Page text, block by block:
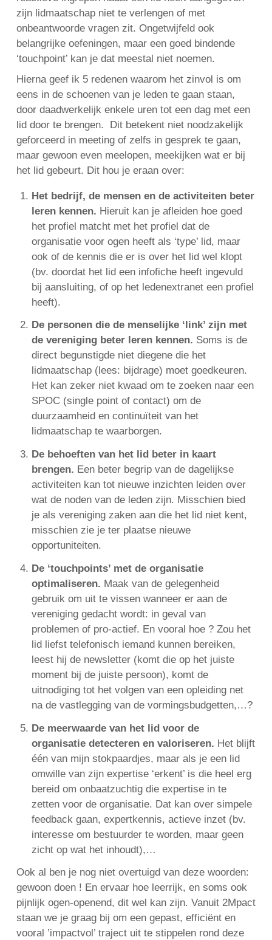
zijn lidmaatschap niet te verlengen of met
onbeantwoorde vragen zit. Ongetwijfeld ook
belangrijke oefeningen, maar een goed bindende
‘touchpoint’ kan je dat meestal niet noemen.
Hierna geef ik 5 redenen waarom het zinvol is om
eens in de schoenen van je leden te gaan staan,
door daadwerkelijk enkele uren tot een dag met een
lid door te brengen. Dit betekent niet noodzakelijk
geforceerd in meeting of zelfs in gesprek te gaan,
maar gewoon even meelopen, meekijken wat er bij
het lid gebeurt. Dit hou je eraan over:
Het bedrijf, de mensen en de activiteiten beter
leren kennen. Hieruit kan je afleiden hoe goed
het profiel matcht met het profiel dat de
organisatie voor ogen heeft als ‘type’ lid, maar
ook of de kennis die er is over het lid wel klopt
(bv. doordat het lid een infofiche heeft ingevuld
bij aansluiting, of op het ledenextranet een profiel
heeft).
De personen die de menselijke ‘link’ zijn met
de vereniging beter leren kennen. Soms is de
direct begunstigde niet diegene die het
lidmaatschap (lees: bijdrage) moet goedkeuren.
Het kan zeker niet kwaad om te zoeken naar een
SPOC (single point of contact) om de
duurzaamheid en continuïteit van het
lidmaatschap te waarborgen.
De behoeften van het lid beter in kaart
brengen. Een beter begrip van de dagelijkse
activiteiten kan tot nieuwe inzichten leiden over
wat de noden van de leden zijn. Misschien bied
je als vereniging zaken aan die het lid niet kent,
misschien zie je ter plaatse nieuwe
opportuniteiten.
De ‘touchpoints’ met de organisatie
optimaliseren. Maak van de gelegenheid
gebruik om uit te vissen wanneer er aan de
vereniging gedacht wordt: in geval van
problemen of pro-actief. En vooral hoe ? Zou het
lid liefst telefonisch iemand kunnen bereiken,
leest hij de newsletter (komt die op het juiste
moment bij de juiste persoon), komt de
uitnodiging tot het volgen van een opleiding net
na de vastlegging van de vormingsbudgetten,…?
De meerwaarde van het lid voor de
organisatie detecteren en valoriseren. Het blijft
één van mijn stokpaardjes, maar als je een lid
omwille van zijn expertise ‘erkent’ is die heel erg
bereid om onbaatzuchtig die expertise in te
zetten voor de organisatie. Dat kan over simpele
feedback gaan, expertkennis, actieve inzet (bv.
interesse om bestuurder te worden, maar geen
zicht op wat het inhoudt),…
Ook al ben je nog niet overtuigd van deze woorden:
gewoon doen ! En ervaar hoe leerrijk, en soms ook
pijnlijk ogen-openend, dit wel kan zijn. Vanuit 2Mpact
staan we je graag bij om een gepast, efficiënt en
vooral ’impactvol’ traject uit te stippelen rond deze